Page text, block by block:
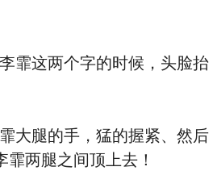
这两个字的时候，头脸抬
腿的手，猛的握紧、然后
两腿之间顶上去！